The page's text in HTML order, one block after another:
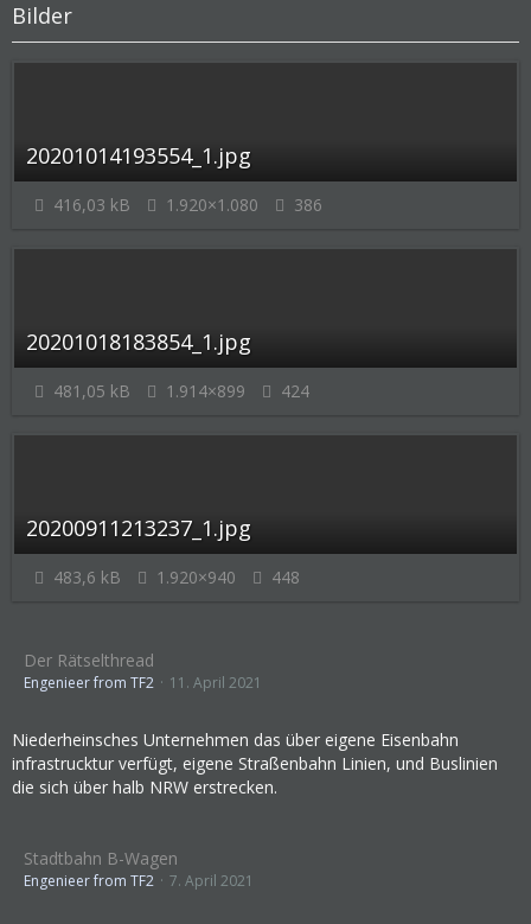
Bilder
20201014193554_1.jpg
416,03 kB 1.920×1.080 386
20201018183854_1.jpg
481,05 kB 1.914×899 424
20200911213237_1.jpg
483,6 kB 1.920×940 448
Der Rätselthread
Engenieer from TF2 11. April 2021
Niederheinsches Unternehmen das über eigene Eisenbahn
infrastrucktur verfügt, eigene Straßenbahn Linien, und Buslinien
die sich über halb NRW erstrecken.
Stadtbahn B-Wagen
Engenieer from TF2 7. April 2021